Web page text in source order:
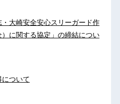
大崎安全安心スリーガード作
に関する協定」の締結につい
について